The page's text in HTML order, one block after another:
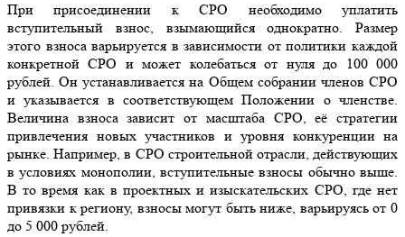
При присоединении к СРО необходимо уплатить
вступительный взнос, взымающийся однократно. Размер
этого взноса варьируется в зависимости от политики каждой
конкретной СРО и может колебаться от нуля до 100 000
рублей. Он устанавливается на Общем собрании членов СРО
и указывается в соответствующем Положении о членстве.
Величина взноса зависит от масштаба СРО, её стратегии
привлечения новых участников и уровня конкуренции на
рынке. Например, в СРО строительной отрасли, действующих
в условиях монополии, вступительные взносы обычно выше.
В то время как в проектных и изыскательских СРО, где нет
привязки к региону, взносы могут быть ниже, варьируясь от 0
до 5 000 рублей.